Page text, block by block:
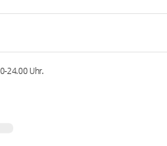
24.00Uhr.